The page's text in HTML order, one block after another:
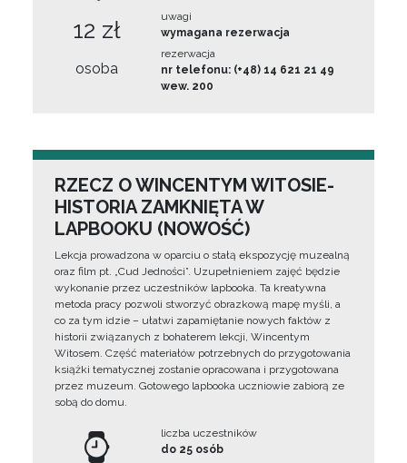
12 zł
osoba
uwagi
wymagana rezerwacja
rezerwacja
nr telefonu: (+48) 14 621 21 49
wew. 200
RZECZ O WINCENTYM WITOSIE-
HISTORIA ZAMKNIĘTA W
LAPBOOKU (NOWOŚĆ)
Lekcja prowadzona w oparciu o stałą ekspozycję muzealną
oraz film pt. „Cud Jedności”. Uzupełnieniem zajęć będzie
wykonanie przez uczestników lapbooka. Ta kreatywna
metoda pracy pozwoli stworzyć obrazkową mapę myśli, a
co za tym idzie – ułatwi zapamiętanie nowych faktów z
historii związanych z bohaterem lekcji, Wincentym
Witosem. Część materiałów potrzebnych do przygotowania
książki tematycznej zostanie opracowana i przygotowana
przez muzeum. Gotowego lapbooka uczniowie zabiorą ze
sobą do domu.
liczba uczestników
do 25 osób